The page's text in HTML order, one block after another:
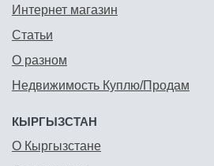
Интернет магазин
Статьи
О разном
Недвижимость Куплю/Продам
КЫРГЫЗСТАН
О Кыргызстане